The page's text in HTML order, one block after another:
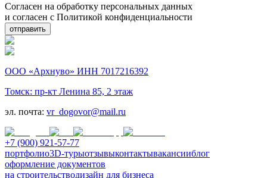
Согласен на обработку персональных данных
и согласен с Политикой конфиденциальности
отправить
ООО «Архнуво» ИНН 7017216392
Томск: пр-кт Ленина 85, 2 этаж
эл. почта: vr_dogovor@mail.ru
+7 (900) 921-57-77
портфолио3D-турыотзывыконтактывакансииблог
оформление документов
на строительстводизайн для бизнеса